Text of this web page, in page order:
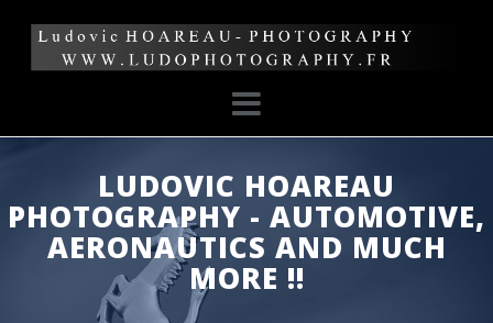
LUDOVIC HOAREAU
PHOTOGRAPHY - AUTOMOTIVE,
AERONAUTICS AND MUCH
MORE !!